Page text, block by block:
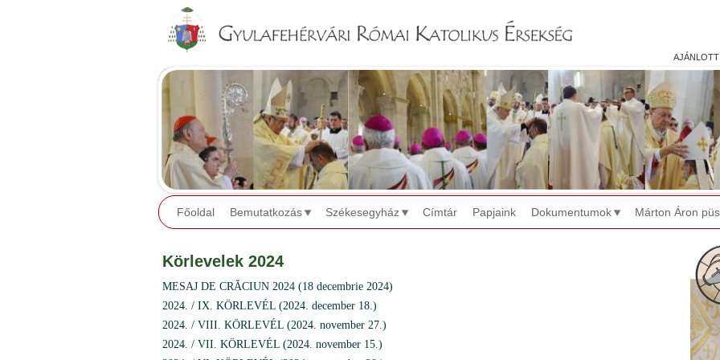
ajánlott
Főoldal Bemutatkozás Székesegyház Címtár Papjaink Dokumentumok Márton Áron
Körlevelek 2024
MESAJ DE CRĂCIUN 2024 (18 decembrie 2024)
2024. / IX. KÖRLEVÉL (2024. december 18.)
2024. / VIII. KÖRLEVÉL (2024. november 27.)
2024. / VII. KÖRLEVÉL (2024. november 15.)